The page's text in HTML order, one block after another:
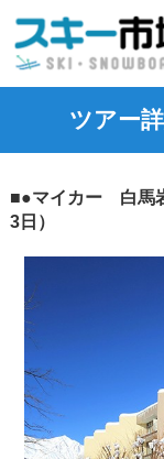
ツアー
■●マイカー 白馬
3日）